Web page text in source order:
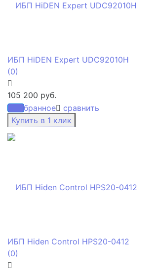
избранное сравнить
ИБП HiDEN Expert UDC92010H
(0)
105 200 руб.
ИБП Hiden Control HPS20-0412
(0)